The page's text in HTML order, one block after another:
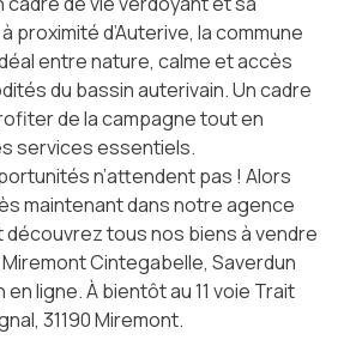
proximité d’Auterive, la commune
entre nature, calme et accès
du bassin auterivain. Un cadre
de la campagne tout en
services essentiels.
n’attendent pas ! Alors
maintenant dans notre agence
découvrez tous nos biens à vendre
Cintegabelle, Saverdun
ligne. À bientôt au 11 voie Trait
31190 Miremont.